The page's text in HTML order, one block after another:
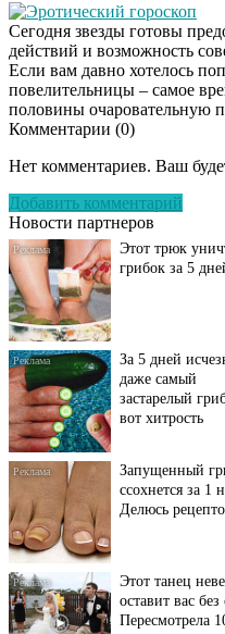
Эротический гороскоп
Сегодня звезды готовы
действий и возможность
Если вам давно хотелось
повелительницы – самое
половины очаровательную
Комментарии (0)
Нет комментариев. Ваш
Добавить комментарий
Новости партнеров
Даже самый
исчезнет с
Этот трюк
грибок за 5
За 5 дней
даже самый
застарелый
вот хитрость
Запущенный
ссохнется за 1
Делюсь
Этот танец
оставит вас
Пересмотрела 10